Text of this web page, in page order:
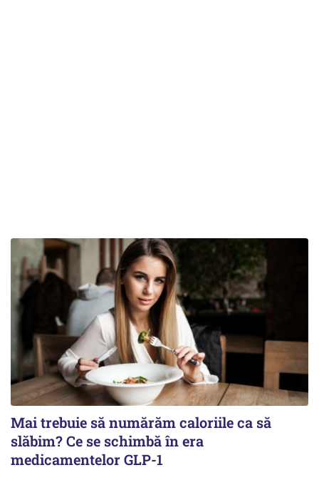
Mai trebuie să numărăm caloriile ca să
slăbim? Ce se schimbă în era
medicamentelor GLP-1